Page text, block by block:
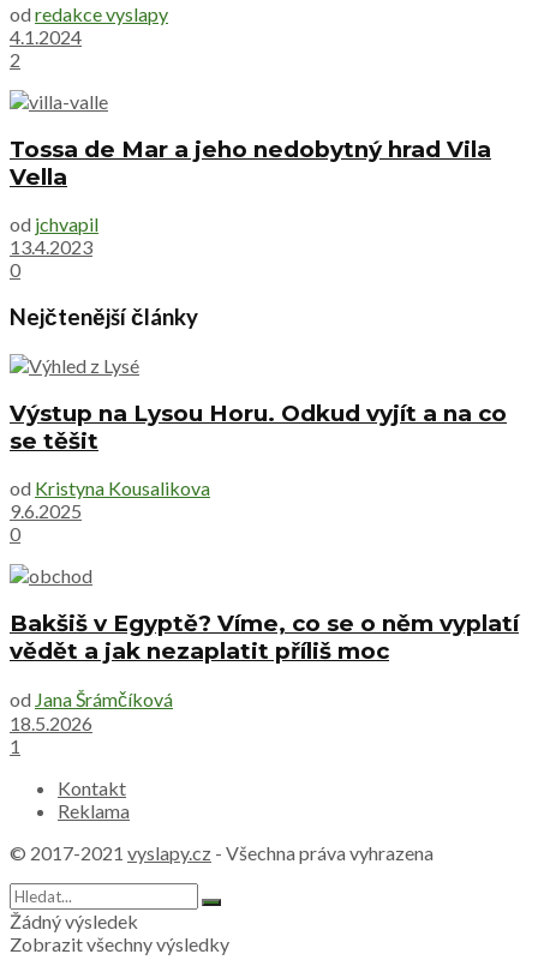
od redakce vyslapy
4.1.2024
2
Tossa de Mar a jeho nedobytný hrad Vila
Vella
od jchvapil
13.4.2023
0
Nejčtenější články
Výstup na Lysou Horu. Odkud vyjít a na co
se těšit
od Kristyna Kousalikova
9.6.2025
0
Bakšiš v Egyptě? Víme, co se o něm vyplatí
vědět a jak nezaplatit příliš moc
od Jana Šrámčíková
18.5.2026
1
Kontakt
Reklama
© 2017-2021 vyslapy.cz - Všechna práva vyhrazena
Žádný výsledek
Zobrazit všechny výsledky